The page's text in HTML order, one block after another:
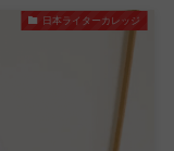
日本ライターカレッジ